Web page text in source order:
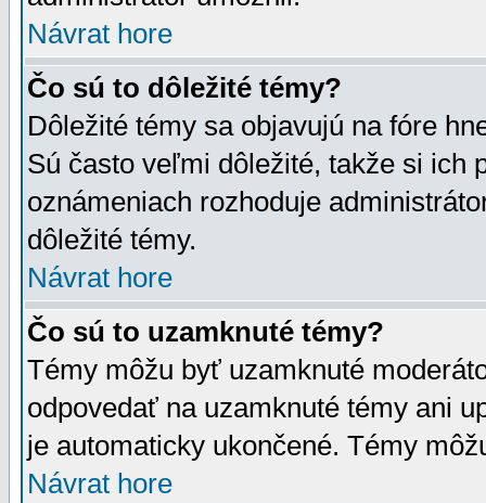
Návrat hore
Čo sú to dôležité témy?
Dôležité témy sa objavujú na fóre
Sú často veľmi dôležité, takže si ich
oznámeniach rozhoduje
dôležité témy.
Návrat hore
Čo sú to uzamknuté témy?
Témy môžu byť uzamknuté
odpovedať na uzamknuté témy ani
je automaticky ukončené. Témy
Návrat hore